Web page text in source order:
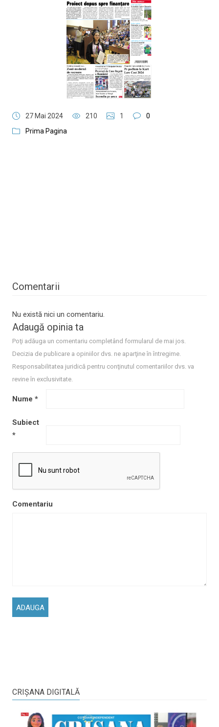
27 Mai 2024 210 1
0
Prima Pagina
Comentarii
Nu există nici un comentariu.
Adaugă opinia ta
Poţi adăuga un comentariu completând formularul de mai jos.
Decizia de publicare a opiniilor dvs. ne aparţine în întregime.
Responsabilitatea juridică pentru conţinutul comentariilor dvs. va
revine în exclusivitate.
Nume *
Subiect
*
Comentariu
CRIŞANA DIGITALĂ